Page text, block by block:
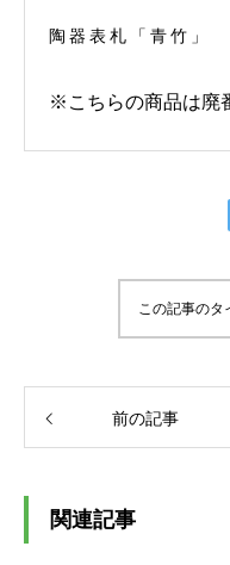
陶器表札「青竹」
※こちらの商品は廃
この記事のタ
前の記事
関連記事